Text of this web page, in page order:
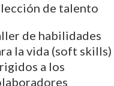
de talento
de habilidades
la vida (soft skills)
a los